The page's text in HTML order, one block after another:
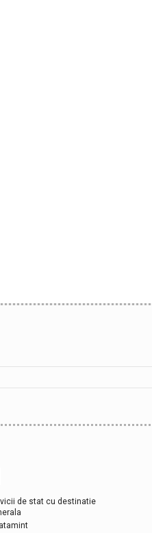
de stat cu destinatie